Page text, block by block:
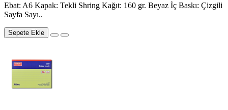
Ebat: A6 Kapak: Tekli Shring Kağıt: 160 gr. Beyaz İç Baskı: Çizgili
Sayfa Sayı..
Sepete Ekle